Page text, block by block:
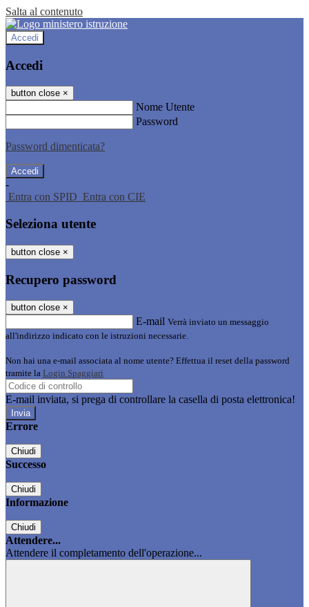
Salta al contenuto
Accedi
Accedi
button close ×
Nome Utente
Password
Password dimenticata?
-
Entra con SPID Entra con CIE
Seleziona utente
button close ×
Recupero password
button close ×
E-mail Verrà inviato un messaggio
all'indirizzo indicato con le istruzioni necessarie.
Non hai una e-mail associata al nome utente? Effettua il reset della password
tramite la Login Spaggiari
E-mail inviata, si prega di controllare la casella di posta elettronica!
Errore
Chiudi
Successo
Chiudi
Informazione
Chiudi
Attendere...
Attendere il completamento dell'operazione...